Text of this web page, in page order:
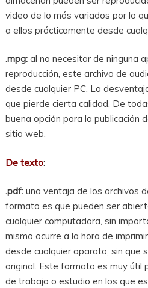
video de lo más variados por lo
a ellos prácticamente desde
.mpg: al no necesitar de ninguna
reproducción, este archivo de
desde cualquier PC. La
que pierde cierta calidad. De
buena opción para la publicación
sitio web.
De texto:
.pdf: una ventaja de los archivos
formato es que pueden ser
cualquier computadora, sin
mismo ocurre a la hora de
desde cualquier aparato, sin que
original. Este formato es muy útil
de trabajo o estudio en los que